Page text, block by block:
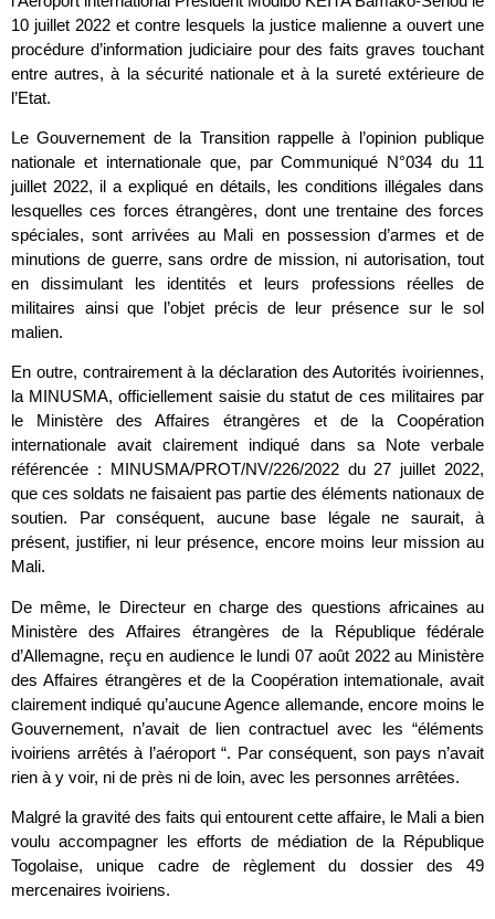
10 juillet 2022 et contre lesquels la justice malienne a ouvert une
procédure d’information judiciaire pour des faits graves touchant
entre autres, à la sécurité nationale et à la sureté extérieure de
l’Etat.
Le Gouvernement de la Transition rappelle à l’opinion publique
nationale et internationale que, par Communiqué N°034 du 11
juillet 2022, il a expliqué en détails, les conditions illégales dans
lesquelles ces forces étrangères, dont une trentaine des forces
spéciales, sont arrivées au Mali en possession d’armes et de
minutions de guerre, sans ordre de mission, ni autorisation, tout
en dissimulant les identités et leurs professions réelles de
militaires ainsi que l’objet précis de leur présence sur le sol
malien.
En outre, contrairement à la déclaration des Autorités ivoiriennes,
la MINUSMA, officiellement saisie du statut de ces militaires par
le Ministère des Affaires étrangères et de la Coopération
internationale avait clairement indiqué dans sa Note verbale
référencée : MINUSMA/PROT/NV/226/2022 du 27 juillet 2022,
que ces soldats ne faisaient pas partie des éléments nationaux de
soutien. Par conséquent, aucune base légale ne saurait, à
présent, justifier, ni leur présence, encore moins leur mission au
Mali.
De même, le Directeur en charge des questions africaines au
Ministère des Affaires étrangères de la République fédérale
d’Allemagne, reçu en audience le lundi 07 août 2022 au Ministère
des Affaires étrangères et de la Coopération intemationale, avait
clairement indiqué qu’aucune Agence allemande, encore moins le
Gouvernement, n’avait de lien contractuel avec les “éléments
ivoiriens arrêtés à l’aéroport “. Par conséquent, son pays n’avait
rien à y voir, ni de près ni de loin, avec les personnes arrêtées.
Malgré la gravité des faits qui entourent cette affaire, le Mali a bien
voulu accompagner les efforts de médiation de la République
Togolaise, unique cadre de règlement du dossier des 49
mercenaires ivoiriens.